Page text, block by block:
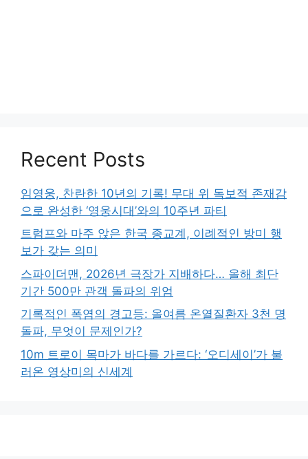
Recent Posts
임영웅, 찬란한 10년의 기록! 무대 위 독보적 존재감
으로 완성한 ‘영웅시대’와의 10주년 파티
트럼프와 마주 앉은 한국 종교계, 이례적인 방미 행
보가 갖는 의미
스파이더맨, 2026년 극장가 지배하다… 올해 최단
기간 500만 관객 돌파의 위엄
기록적인 폭염의 경고등: 올여름 온열질환자 3천 명
돌파, 무엇이 문제인가?
10m 트로이 목마가 바다를 가르다: ‘오디세이’가 불
러온 영상미의 신세계